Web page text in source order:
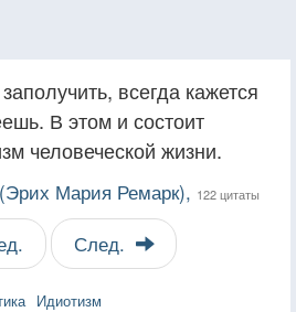
всегда кажется
В этом и состоит
человеческой жизни.
Мария Ремарк), 122 цитаты
След.
Идиотизм